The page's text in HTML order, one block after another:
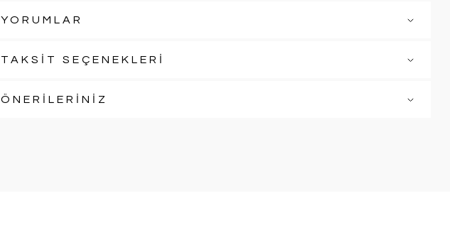
YORUMLAR
TAKSİT SEÇENEKLERİ
ÖNERİLERİNİZ